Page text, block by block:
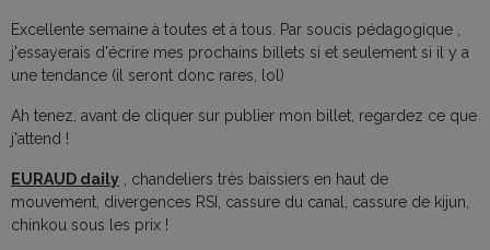
Excellente semaine à toutes et à tous. Par soucis pédagogique ,
j'essayerais d'écrire mes prochains billets si et seulement si il y a
une tendance (il seront donc rares, lol)
Ah tenez, avant de cliquer sur publier mon billet, regardez ce que
j'attend !
EURAUD daily , chandeliers très baissiers en haut de
mouvement, divergences RSI, cassure du canal, cassure de kijun,
chinkou sous les prix !